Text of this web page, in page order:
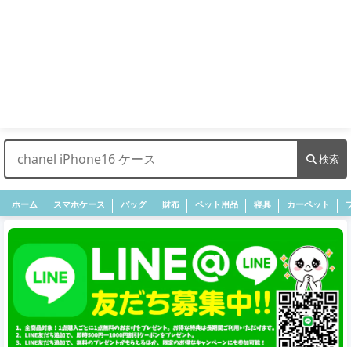
検索
ホーム スマホケース バッグ 財布 ペット用品 寝具 カーペット